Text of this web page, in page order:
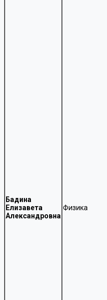
Бадина
Елизавета
Александровна
Физика